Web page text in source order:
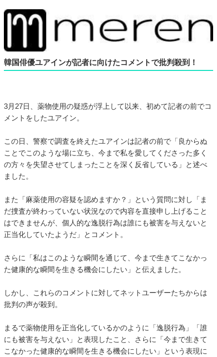
韓国俳優ユアインが記者に向けたコメントで批判殺到！
3月27日、薬物使用の疑惑が浮上して以来、初めて記者の前でコ
メントをしたユアイン。
この日、警察で調査を終えたユアインは記者の前で「良からぬ
ことでこのような場に立ち、今まで私を愛してくださった多く
の方々を失望させてしまったことを深く反省している」と述べ
ました。
また「麻薬使用の容疑を認めますか？」という質問に対し「ま
だ捜査が終わっていない状況なので内容を直接申し上げること
はできませんが、個人的な逸脱行為は誰にも被害を与えないと
正当化していたようだ」とコメント。
さらに「私はこのような瞬間を通じて、今まで生きてこなかっ
た健康的な瞬間を生きる機会にしたい」と伝えました。
しかし、これらのコメントに対してネットユーザーたちからは
批判の声が殺到。
まるで薬物使用を正当化しているかのように「逸脱行為」「誰
にも被害を与えない」と表現したこと、さらに「今まで生きて
こなかった健康的な瞬間を生きる機会にしたい」という表現に